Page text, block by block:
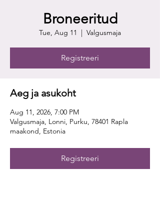
Broneeritud
Tue, Aug 11
  |
Valgusmaja
Registreeri
Aeg ja asukoht
Aug 11, 2026, 7:00 PM
Valgusmaja, Lonni, Purku, 78401 Rapla
maakond, Estonia
Registreeri